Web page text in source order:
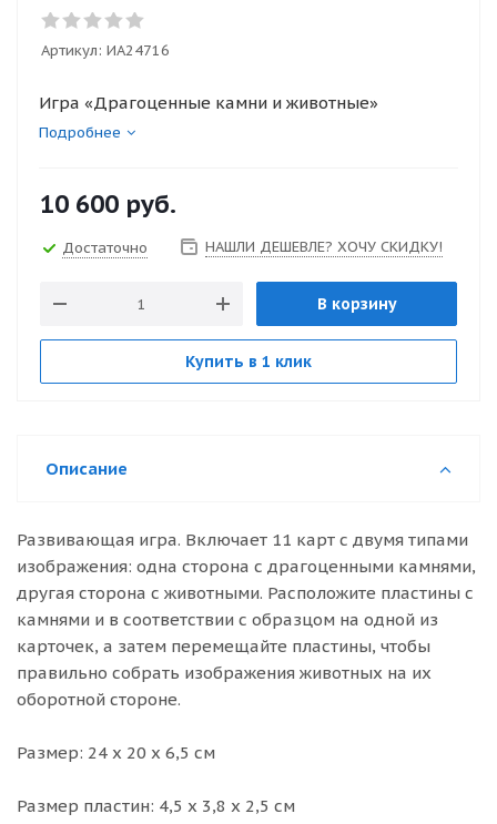
Артикул: ИА24716
Игра «Драгоценные камни и животные»
Подробнее
10 600 руб.
Достаточно НАШЛИ ДЕШЕВЛЕ? ХОЧУ СКИДКУ!
В корзину
Купить в 1 клик
Описание
Развивающая игра. Включает 11 карт с двумя типами
изображения: одна сторона с драгоценными камнями,
другая сторона с животными. Расположите пластины с
камнями и в соответствии с образцом на одной из
карточек, а затем перемещайте пластины, чтобы
правильно собрать изображения животных на их
оборотной стороне.
Размер: 24 х 20 х 6,5 см
Размер пластин: 4,5 х 3,8 х 2,5 см